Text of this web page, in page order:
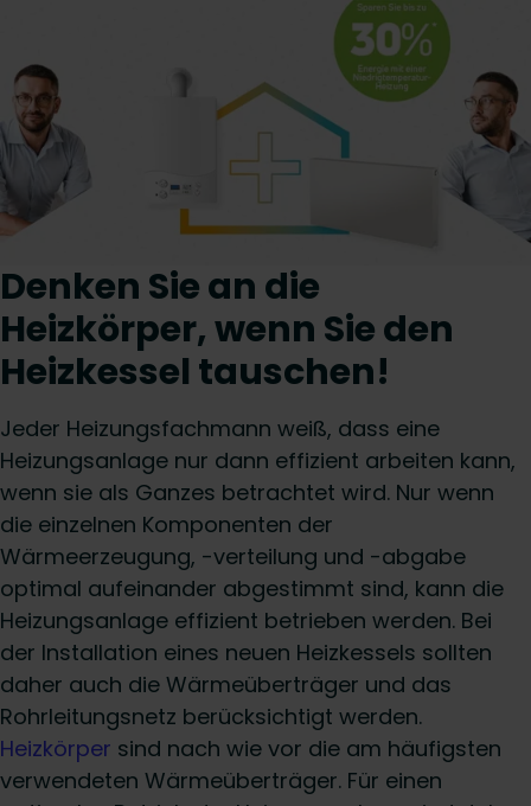
Denken Sie an die
Heizkörper, wenn Sie den
Heizkessel tauschen!
Jeder Heizungsfachmann weiß, dass eine
Heizungsanlage nur dann effizient arbeiten kann,
wenn sie als Ganzes betrachtet wird. Nur wenn
die einzelnen Komponenten der
Wärmeerzeugung, -verteilung und -abgabe
optimal aufeinander abgestimmt sind, kann die
Heizungsanlage effizient betrieben werden. Bei
der Installation eines neuen Heizkessels sollten
daher auch die Wärmeüberträger und das
Rohrleitungsnetz berücksichtigt werden.
Heizkörper sind nach wie vor die am häufigsten
verwendeten Wärmeüberträger. Für einen